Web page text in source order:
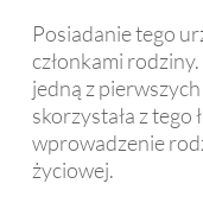
Posiadanie tego
członkami
jedną z
skorzystała z tego
wprowadzenie
życiowej.